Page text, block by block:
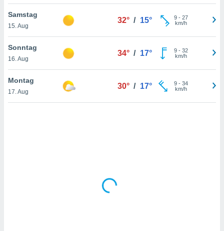
Samstag
15. Aug
32° / 15° 9- 27
km/h
Sonntag
16. Aug
34° / 17° 9- 32
km/h
Montag
17. Aug
30° / 17° 9- 34
km/h